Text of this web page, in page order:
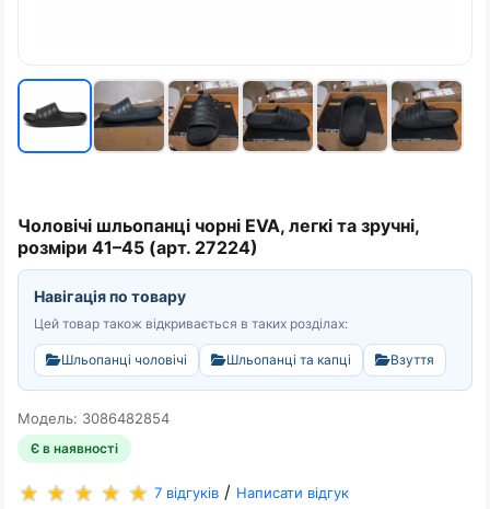
Чоловічі шльопанці чорні EVA, легкі та зручні,
розміри 41–45 (арт. 27224)
Навігація по товару
Цей товар також відкривається в таких розділах:
Шльопанці чоловічі Шльопанці та капці Взуття
Модель: 3086482854
Є в наявності
7 відгуків / Написати відгук